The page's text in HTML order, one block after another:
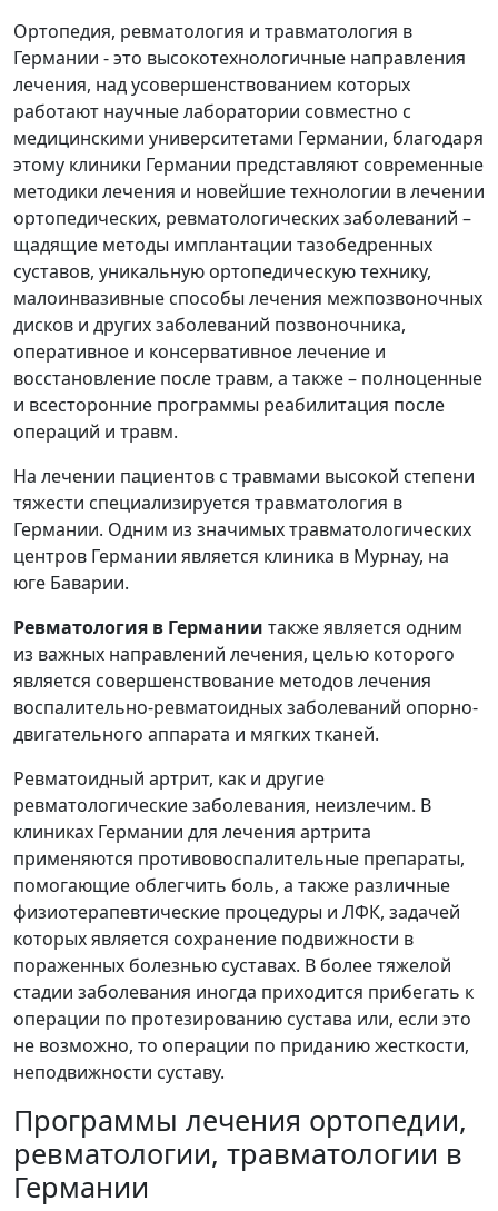
Ортопедия, ревматология и травматология в
Германии - это высокотехнологичные направления
лечения, над усовершенствованием которых
работают научные лаборатории совместно с
медицинскими университетами Германии, благодаря
этому клиники Германии представляют современные
методики лечения и новейшие технологии в лечении
ортопедических, ревматологических заболеваний –
щадящие методы имплантации тазобедренных
суставов, уникальную ортопедическую технику,
малоинвазивные способы лечения межпозвоночных
дисков и других заболеваний позвоночника,
оперативное и консервативное лечение и
восстановление после травм, а также – полноценные
и всесторонние программы реабилитация после
операций и травм.
На лечении пациентов с травмами высокой степени
тяжести специализируется травматология в
Германии. Одним из значимых травматологических
центров Германии является клиника в Мурнау, на
юге Баварии.
Ревматология в Германии также является одним
из важных направлений лечения, целью которого
является совершенствование методов лечения
воспалительно-ревматоидных заболеваний опорно-
двигательного аппарата и мягких тканей.
Ревматоидный артрит, как и другие
ревматологические заболевания, неизлечим. В
клиниках Германии для лечения артрита
применяются противовоспалительные препараты,
помогающие облегчить боль, а также различные
физиотерапевтические процедуры и ЛФК, задачей
которых является сохранение подвижности в
пораженных болезнью суставах. В более тяжелой
стадии заболевания иногда приходится прибегать к
операции по протезированию сустава или, если это
не возможно, то операции по приданию жесткости,
неподвижности суставу.
Программы лечения ортопедии,
ревматологии, травматологии в
Германии